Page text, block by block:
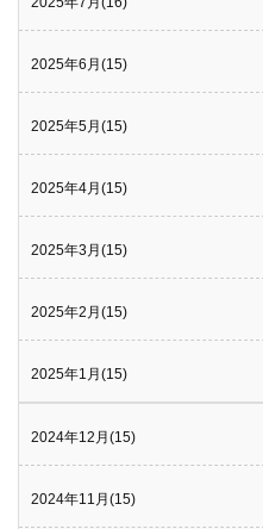
2025年6月(15)
2025年5月(15)
2025年4月(15)
2025年3月(15)
2025年2月(15)
2025年1月(15)
2024年12月(15)
2024年11月(15)